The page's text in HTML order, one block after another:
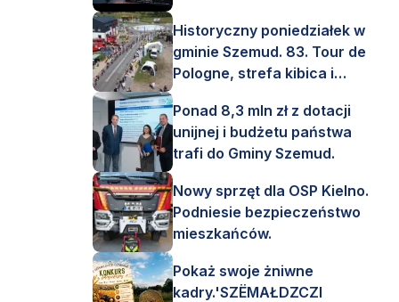
Historyczny poniedziałek w
gminie Szemud. 83. Tour de
Pologne, strefa kibica i
Ponad 8,3 mln zł z dotacji
unijnej i budżetu państwa
trafi do Gminy Szemud.
Nowy sprzęt dla OSP Kielno.
Podniesie bezpieczeństwo
mieszkańców.
Pokaż swoje żniwne
kadry.'SZËMAŁDZCZI